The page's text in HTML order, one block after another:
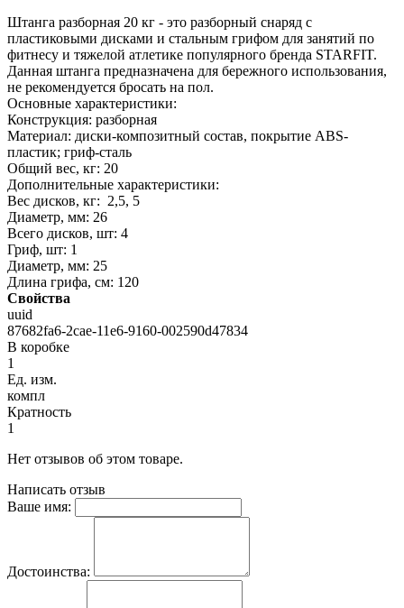
Штанга разборная 20 кг - это разборный снаряд с
пластиковыми дисками и стальным грифом для занятий по
фитнесу и тяжелой атлетике популярного бренда STARFIT.
Данная штанга предназначена для бережного использования,
не рекомендуется бросать на пол.
Основные характеристики:
Конструкция: разборная
Материал: диски-композитный состав, покрытие АВS-
пластик; гриф-сталь
Общий вес, кг: 20
Дополнительные характеристики:
Вес дисков, кг: 2,5, 5
Диаметр, мм: 26
Всего дисков, шт: 4
Гриф, шт: 1
Диаметр, мм: 25
Длина грифа, см: 120
Свойства
uuid
87682fa6-2cae-11e6-9160-002590d47834
В коробке
1
Ед. изм.
компл
Кратность
1
Нет отзывов об этом товаре.
Написать отзыв
Ваше имя:
Достоинства: